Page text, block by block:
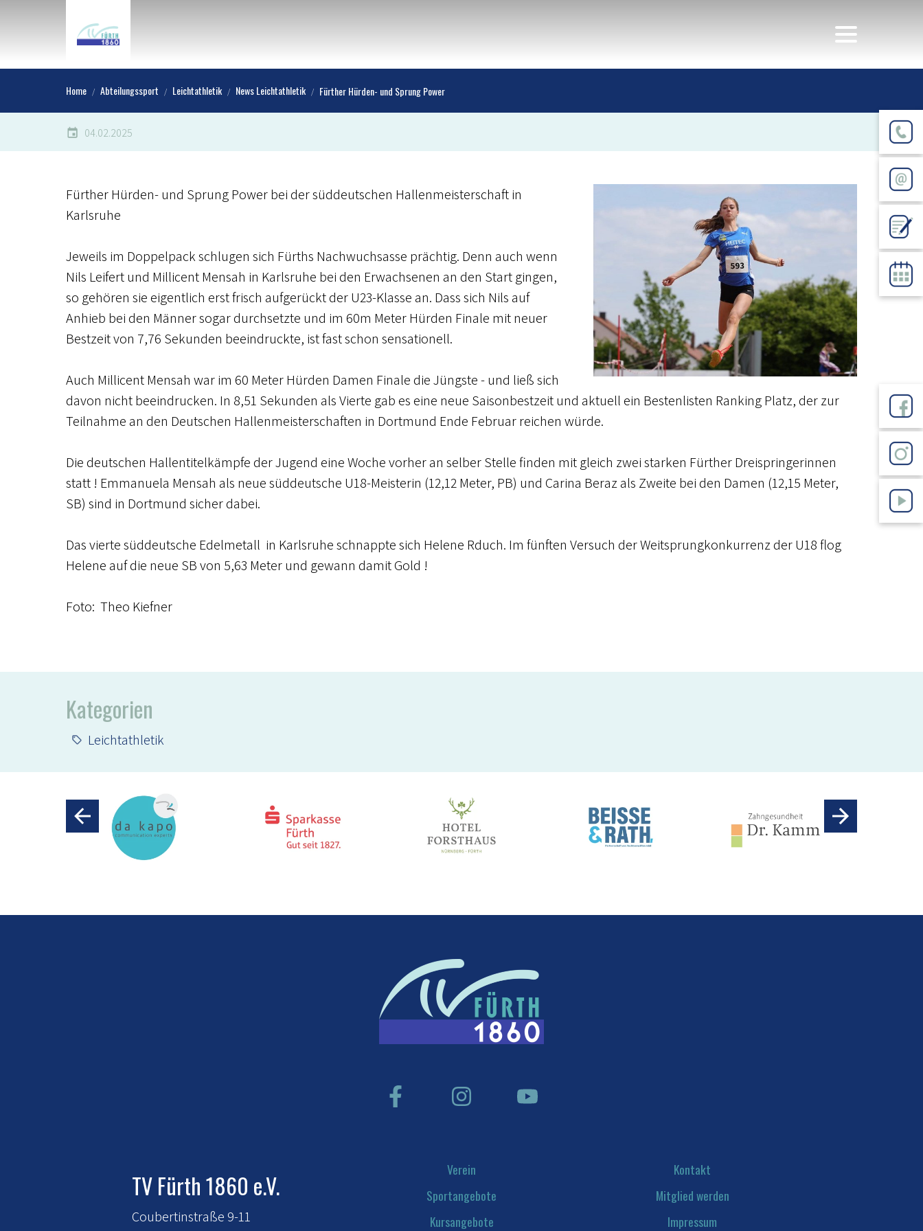
Home Abteilungssport Leichtathletik News Leichtathletik Fürther Hürden- und Sprung Power
04.02.2025
Fürther Hürden- und Sprung Power bei der süddeutschen Hallenmeisterschaft in
Karlsruhe
Jeweils im Doppelpack schlugen sich Fürths Nachwuchsasse prächtig. Denn auch wenn
Nils Leifert und Millicent Mensah in Karlsruhe bei den Erwachsenen an den Start gingen,
so gehören sie eigentlich erst frisch aufgerückt der U23-Klasse an. Dass sich Nils auf
Anhieb bei den Männer sogar durchsetzte und im 60m Meter Hürden Finale mit neuer
Bestzeit von 7,76 Sekunden beeindruckte, ist fast schon sensationell.
Auch Millicent Mensah war im 60 Meter Hürden Damen Finale die Jüngste - und ließ sich
davon nicht beeindrucken. In 8,51 Sekunden als Vierte gab es eine neue Saisonbestzeit und aktuell ein Bestenlisten Ranking Platz, der zur
Teilnahme an den Deutschen Hallenmeisterschaften in Dortmund Ende Februar reichen würde.
Die deutschen Hallentitelkämpfe der Jugend eine Woche vorher an selber Stelle finden mit gleich zwei starken Fürther Dreispringerinnen
statt ! Emmanuela Mensah als neue süddeutsche U18-Meisterin (12,12 Meter, PB) und Carina Beraz als Zweite bei den Damen (12,15 Meter,
SB) sind in Dortmund sicher dabei.
Das vierte süddeutsche Edelmetall in Karlsruhe schnappte sich Helene Rduch. Im fünften Versuch der Weitsprungkonkurrenz der U18 flog
Helene auf die neue SB von 5,63 Meter und gewann damit Gold !
Foto: Theo Kiefner
Kategorien
Leichtathletik
TV Fürth 1860 e.V.
Coubertinstraße 9-11
Verein
Sportangebote
Kursangebote
Kontakt
Mitglied werden
Impressum